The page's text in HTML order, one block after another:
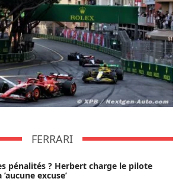
FERRARI
pénalités ? Herbert charge le pilote
excuse’